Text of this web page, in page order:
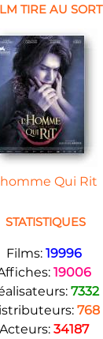
TIRE AU SORT
Qui Rit
STATISTIQUES
Films: 19996
19006
7332
768
Acteurs: 34187